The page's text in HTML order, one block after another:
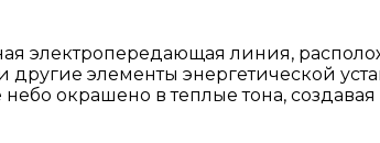
электропередающая линия,
другие элементы энергетической
окрашено в теплые тона,